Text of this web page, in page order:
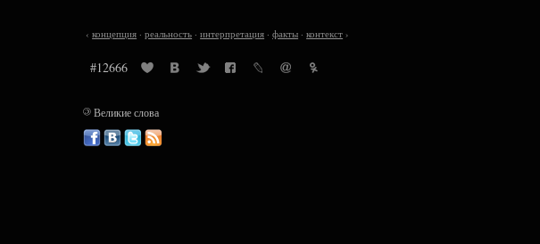
‹ концепция ·реальность ·интерпретация ·факты ·контекст ›
#12666
©Великие слова